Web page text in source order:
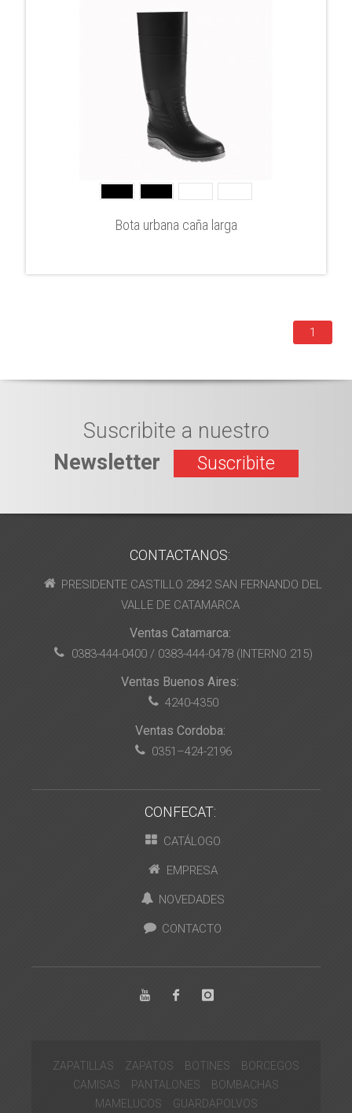
Bota urbana caña larga
1
Suscribite a nuestro
Newsletter
Suscribite
CONTACTANOS:
PRESIDENTE CASTILLO 2842 SAN FERNANDO DEL
VALLE DE CATAMARCA
Ventas Catamarca:
0383-444-0400 / 0383-444-0478 (INTERNO 215)
Ventas Buenos Aires:
4240-4350
Ventas Cordoba:
0351–424-2196
CONFECAT:
CATÁLOGO
EMPRESA
NOVEDADES
CONTACTO
ZAPATILLAS ZAPATOS BOTINES
BORCEGOS
CAMISAS
PANTALONES
BOMBACHAS
MAMELUCOS
GUARDAPOLVOS